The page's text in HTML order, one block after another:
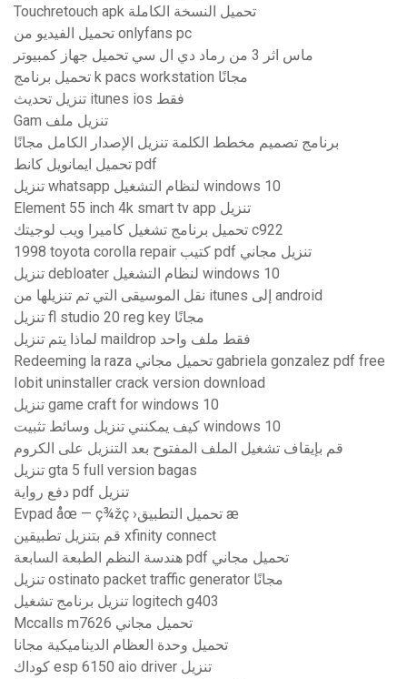
Touchretouch apk تحميل النسخة الكاملة
تحميل الفيديو من onlyfans pc
ماس اثر 3 من رماد دي ال سي تحميل جهاز كمبيوتر
تحميل برنامج k pacs workstation مجانًا
تنزيل تحديث itunes ios فقط
Gam تنزيل ملف
برنامج تصميم مخطط الكلمة تنزيل الإصدار الكامل مجانًا
تحميل ايمانويل كانط pdf
تنزيل whatsapp لنظام التشغيل windows 10
Element 55 inch 4k smart tv app تنزيل
تحميل برنامج تشغيل كاميرا ويب لوجيتك c922
1998 toyota corolla repair كتيب pdf تنزيل مجاني
تنزيل debloater لنظام التشغيل windows 10
نقل الموسيقى التي تم تنزيلها من itunes إلى android
تنزيل fl studio 20 reg key مجانًا
لماذا يتم تنزيل maildrop فقط ملف واحد
Redeeming la raza تحميل مجاني gabriela gonzalez pdf free
Iobit uninstaller crack version download
تنزيل game craft for windows 10
كيف يمكنني تنزيل وسائط تثبيت windows 10
قم بإيقاف تشغيل الملف المفتوح بعد التنزيل على الكروم
تنزيل gta 5 full version bagas
دفع رواية pdf تنزيل
Evpad åœ — ç¾žç ›تحميل التطبيق æ
قم بتنزيل تطبيقين xfinity connect
هندسة النظم الطبعة السابعة pdf تحميل مجاني
تنزيل ostinato packet traffic generator مجانًا
تنزيل برنامج تشغيل logitech g403
Mccalls m7626 تحميل مجاني
تحميل وحدة العظام الديناميكية مجانا
كوداك esp 6150 aio driver تنزيل